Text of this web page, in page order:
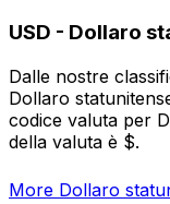
USD - Dollaro
Dalle nostre
Dollaro
codice valuta per
della valuta è $.
More Dollaro